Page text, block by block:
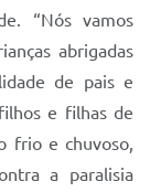
“Nós vamos
abrigadas
de pais e
e filhas de
frio e chuvoso,
a paralisia